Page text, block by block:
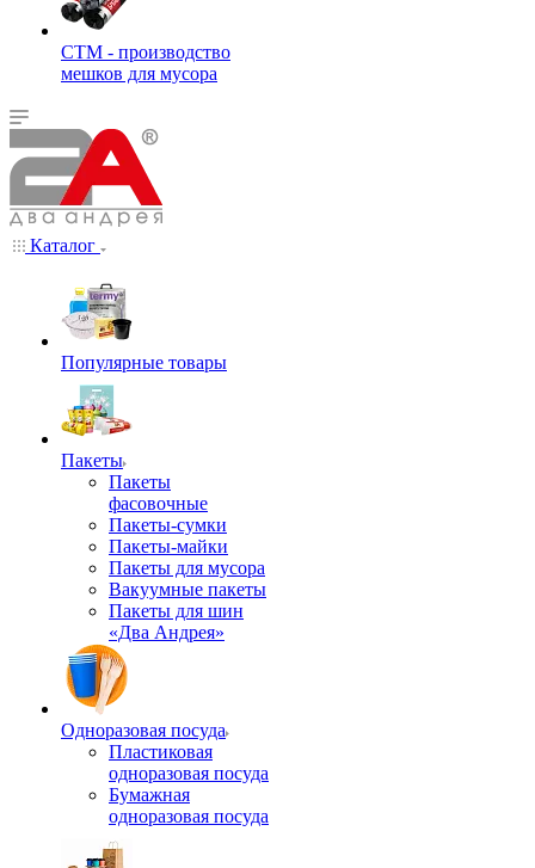
СТМ - производство
мешков для мусора
Каталог
Популярные товары
Пакеты
Пакеты
фасовочные
Пакеты-сумки
Пакеты-майки
Пакеты для мусора
Вакуумные пакеты
Пакеты для шин
«Два Андрея»
Одноразовая посуда
Пластиковая
одноразовая посуда
Бумажная
одноразовая посуда